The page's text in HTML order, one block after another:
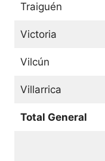
Traiguén
Victoria
Vilcún
Villarrica
Total General